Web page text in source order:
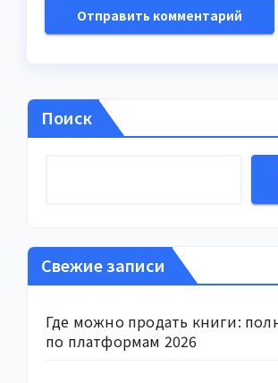
Поиск
Свежие записи
Где можно продать книги:
по платформам 2026